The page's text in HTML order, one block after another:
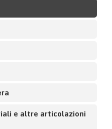
e altre articolazioni